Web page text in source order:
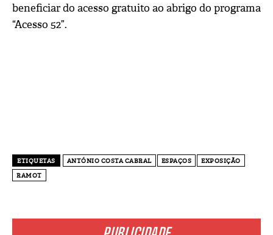
beneficiar do acesso gratuito ao abrigo do programa
“Acesso 52”.
ETIQUETAS ANTÓNIO COSTA CABRAL ESPAÇOS
EXPOSIÇÃO
RAMOT